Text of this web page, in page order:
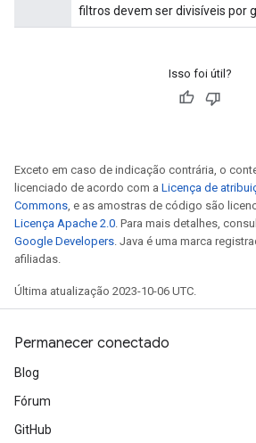
filtros devem ser divisíveis por
Isso foi útil?
Exceto em caso de indicação contrária, o
licenciado de acordo com a Licença de
Commons , e as amostras de código são
Licença Apache 2.0 . Para mais detalhes,
Google Developers . Java é uma marca
afiliadas.
Última atualização 2023-10-06 UTC.
Permanecer conectado
Blog
Fórum
GitHub